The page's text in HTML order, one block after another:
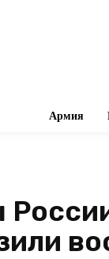
Армия